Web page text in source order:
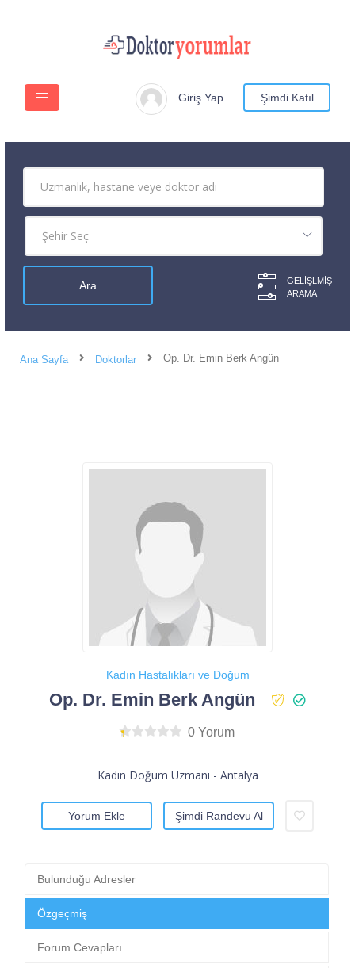
Giriş Yap Şimdi Katıl
GELIŞLMIŞ
ARAMA
Ana Sayfa Doktorlar Op. Dr. Emin Berk Angün
Kadın Hastalıkları ve Doğum
Op. Dr. Emin Berk Angün
0 Yorum
Kadın Doğum Uzmanı - Antalya
Yorum Ekle Şimdi Randevu Al
Bulunduğu Adresler
Özgeçmiş
Forum Cevapları